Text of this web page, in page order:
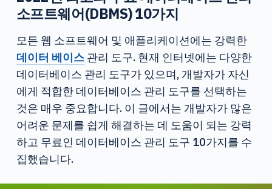
소프트웨어(DBMS) 10가지
모든 웹 소프트웨어 및 애플리케이션에는 강력한
데이터 베이스관리 도구. 현재 인터넷에는 다양한
데이터베이스 관리 도구가 있으며, 개발자가 자신
에게 적합한 데이터베이스 관리 도구를 선택하는
것은 매우 중요합니다. 이 글에서는 개발자가 많은
어려운 문제를 쉽게 해결하는 데 도움이 되는 강력
하고 무료인 데이터베이스 관리 도구 10가지를 수
집했습니다.